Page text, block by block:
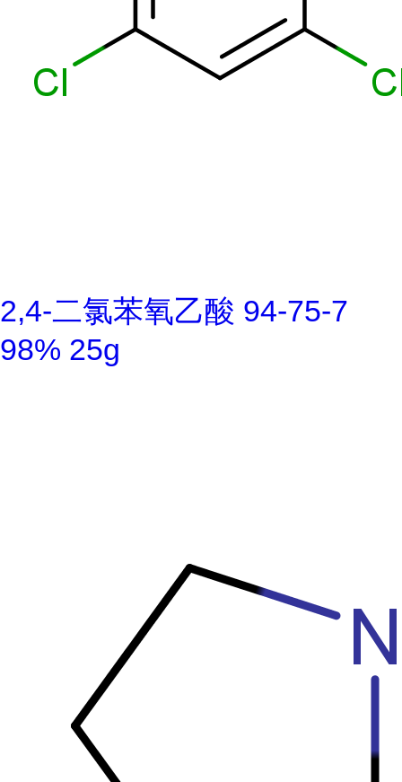
2,4-二氯苯氧乙酸 94-75-7
98% 25g